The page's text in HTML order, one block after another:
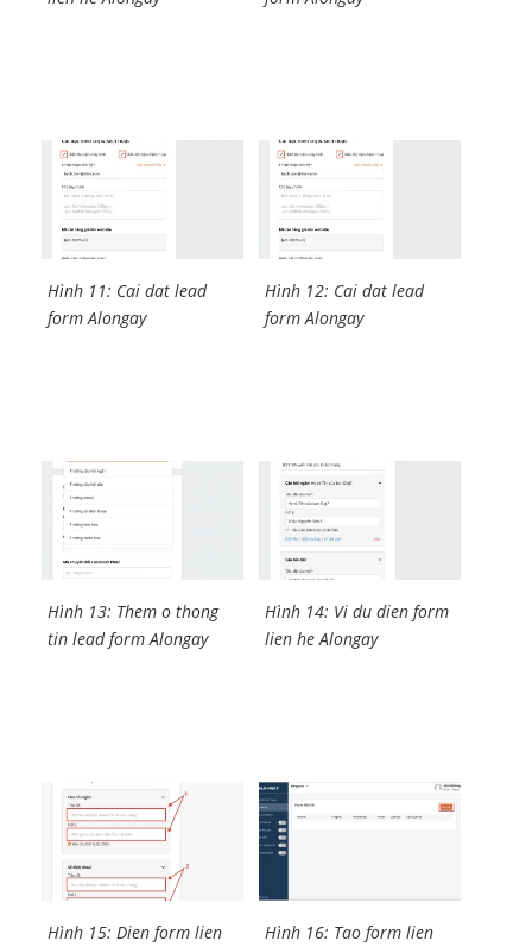
Hình 11: Cai dat lead
form Alongay
Hình 12: Cai dat lead
form Alongay
Hình 13: Them o thong
tin lead form Alongay
Hình 14: Vi du dien form
lien he Alongay
Hình 15: Dien form lien
Hình 16: Tao form lien